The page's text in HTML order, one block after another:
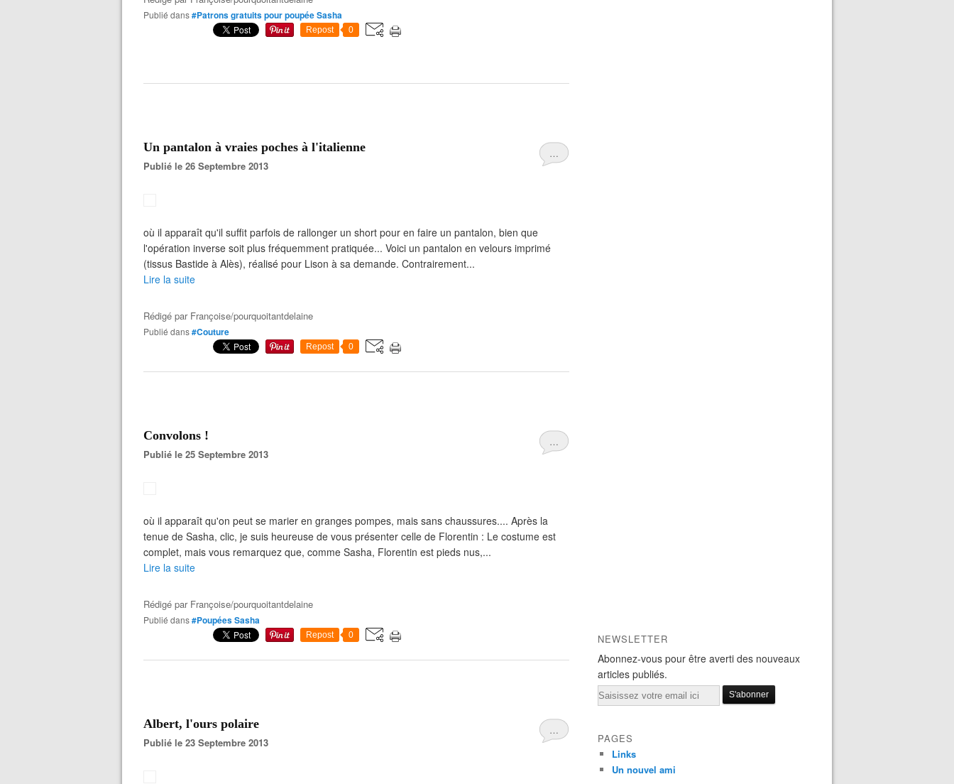
Publié dans#Patrons gratuits pour poupée Sasha
Repost 0
…
Un pantalon à vraies poches à l'italienne
Publié le 26 Septembre 2013
où il apparaît qu'il suffit parfois de rallonger un short pour en faire un pantalon, bien que
l'opération inverse soit plus fréquemment pratiquée... Voici un pantalon en velours imprimé
(tissus Bastide à Alès), réalisé pour Lison à sa demande. Contrairement...
Lire la suite
Rédigé par Françoise/pourquoitantdelaine
Publié dans#Couture
Repost 0
…
Convolons !
Publié le 25 Septembre 2013
où il apparaît qu'on peut se marier en granges pompes, mais sans chaussures.... Après la
tenue de Sasha, clic, je suis heureuse de vous présenter celle de Florentin : Le costume est
complet, mais vous remarquez que, comme Sasha, Florentin est pieds nus,...
Lire la suite
Rédigé par Françoise/pourquoitantdelaine
Publié dans#Poupées Sasha
Repost 0
…
Albert, l'ours polaire
Publié le 23 Septembre 2013
NEWSLETTER
Abonnez-vous pour être averti des nouveaux
articles publiés.
Email
PAGES
Links
Un nouvel ami